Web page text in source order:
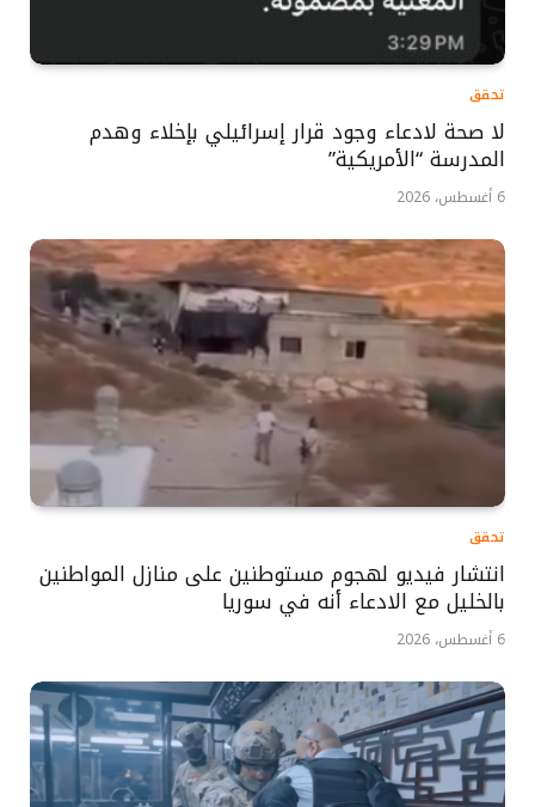
تحقق
لا صحة لادعاء وجود قرار إسرائيلي بإخلاء وهدم
المدرسة “الأمريكية”
6 أغسطس، 2026
تحقق
انتشار فيديو لهجوم مستوطنين على منازل المواطنين
بالخليل مع الادعاء أنه في سوريا
6 أغسطس، 2026